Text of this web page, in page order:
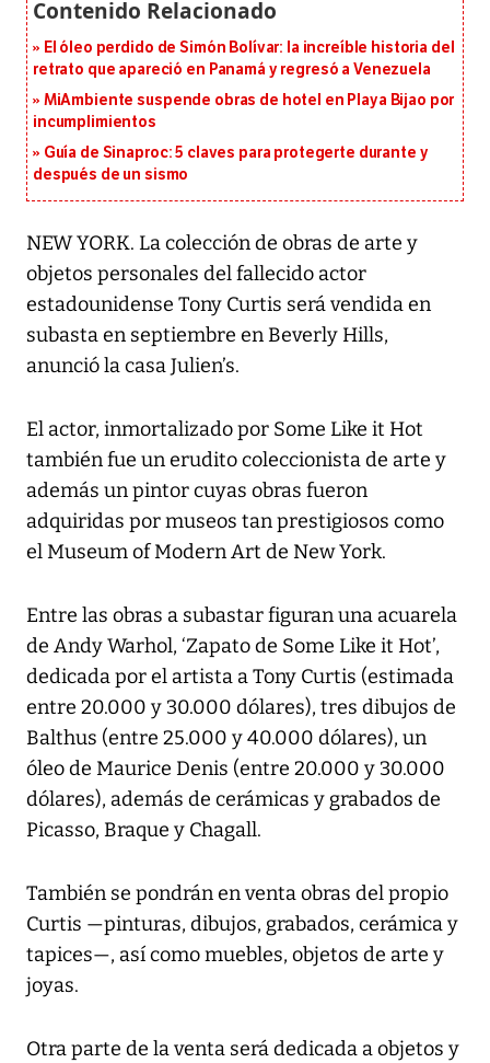
El óleo perdido de Simón Bolívar: la increíble historia del
retrato que apareció en Panamá y regresó a Venezuela
MiAmbiente suspende obras de hotel en Playa Bijao por
incumplimientos
Guía de Sinaproc: 5 claves para protegerte durante y
después de un sismo
NEW YORK. La colección de obras de arte y
objetos personales del fallecido actor
estadounidense Tony Curtis será vendida en
subasta en septiembre en Beverly Hills,
anunció la casa Julien’s.
El actor, inmortalizado por Some Like it Hot
también fue un erudito coleccionista de arte y
además un pintor cuyas obras fueron
adquiridas por museos tan prestigiosos como
el Museum of Modern Art de New York.
Entre las obras a subastar figuran una acuarela
de Andy Warhol, ‘Zapato de Some Like it Hot’,
dedicada por el artista a Tony Curtis (estimada
entre 20.000 y 30.000 dólares), tres dibujos de
Balthus (entre 25.000 y 40.000 dólares), un
óleo de Maurice Denis (entre 20.000 y 30.000
dólares), además de cerámicas y grabados de
Picasso, Braque y Chagall.
También se pondrán en venta obras del propio
Curtis —pinturas, dibujos, grabados, cerámica y
tapices—, así como muebles, objetos de arte y
joyas.
Otra parte de la venta será dedicada a objetos y